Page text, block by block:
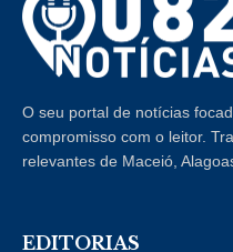
O seu portal de notícias
compromisso com o leitor.
relevantes de Maceió,
EDITORIAS